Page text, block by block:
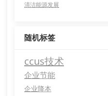
清洁能源发展
随机标签
ccus技术
企业节能
企业降本